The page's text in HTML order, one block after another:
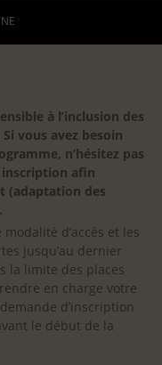
à l’inclusion des
vous avez besoin
n’hésitez pas
afin
(adaptation des
d’accès et les
jusqu’au dernier
la limite des places
en charge votre
d’inscription
le début de la